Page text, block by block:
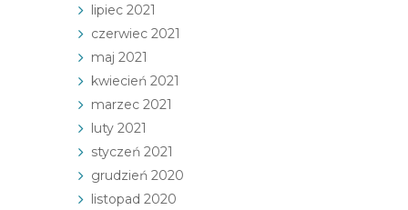
lipiec 2021
czerwiec 2021
maj 2021
kwiecień 2021
marzec 2021
luty 2021
styczeń 2021
grudzień 2020
listopad 2020